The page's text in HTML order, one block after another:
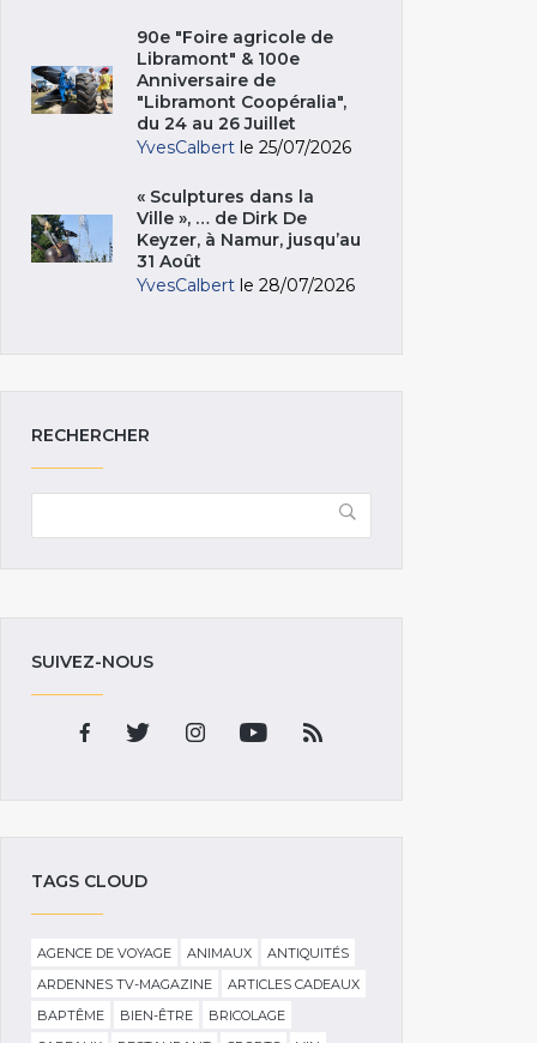
90e "Foire agricole de
Libramont" & 100e
Anniversaire de
"Libramont Coopéralia",
du 24 au 26 Juillet
YvesCalbert le 25/07/2026
« Sculptures dans la
Ville », … de Dirk De
Keyzer, à Namur, jusqu’au
31 Août
YvesCalbert le 28/07/2026
RECHERCHER
SUIVEZ-NOUS
TAGS CLOUD
AGENCE DE VOYAGE ANIMAUX
ANTIQUITÉS
ARDENNES TV-MAGAZINE
ARTICLES CADEAUX
BAPTÊME
BIEN-ÊTRE
BRICOLAGE